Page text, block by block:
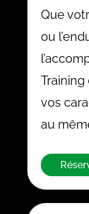
Que
ou
vos
au